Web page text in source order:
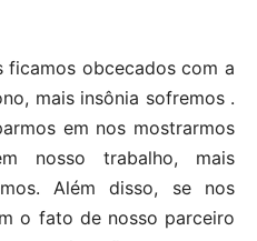
ficamos obcecados com a
mais insônia sofremos .
em nos mostrarmos
nosso trabalho, mais
Além disso, se nos
o fato de nosso parceiro